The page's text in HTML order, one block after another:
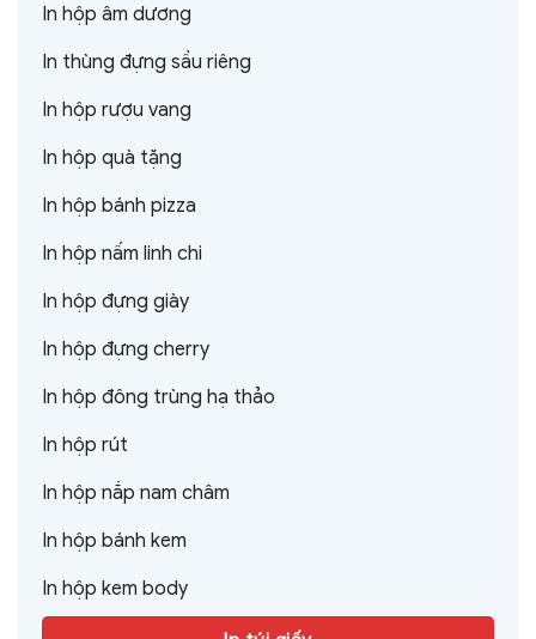
In hộp âm dương
In thùng đựng sầu riêng
In hộp rượu vang
In hộp quà tặng
In hộp bánh pizza
In hộp nấm linh chi
In hộp đựng giày
In hộp đựng cherry
In hộp đông trùng hạ thảo
In hộp rút
In hộp nắp nam châm
In hộp bánh kem
In hộp kem body